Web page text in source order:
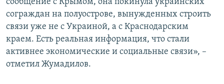
сообщение с Крымом, она покинула украинских
сограждан на полуострове, вынужденных строить
связи уже не с Украиной, а с Краснодарским
краем. Есть реальная информация, что стали
активнее экономические и социальные связи», –
отметил Жумадилов.